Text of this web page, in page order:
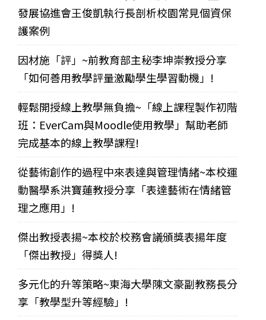
發展協進會王俊凱執行長剖析校園常見個資保
護案例
因材施「評」~前教育部主秘李坤崇教授分享
「如何善用教學評量激勵學生學習動機」!
輕鬆開授線上教學無負擔~「線上課程製作初階
班：EverCam與Moodle使用教學」幫助老師
完成基本的線上教學課程!
從藝術創作的過程中來表達與管理情緒~本校運
動醫學系洪寶蓮教授分享「表達藝術在情緒管
理之應用」!
傑出教授表揚~本校於校務會議頒獎表揚年度
「傑出教授」得獎人!
多元化的升等策略~東海大學陳文豪副教務長分
享「教學型升等經驗」!